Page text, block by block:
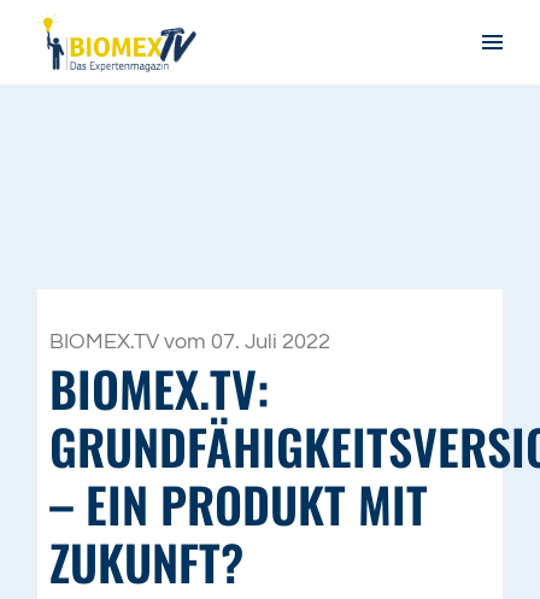
BIOMEX.TV vom 07. Juli 2022
BIOMEX.TV:
– EIN PRODUKT MIT
ZUKUNFT?